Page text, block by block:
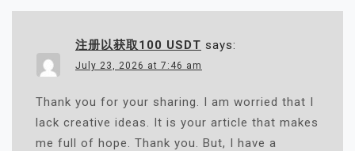
注册以获取100 USDT says:
July 23, 2026 at 7:46 am
Thank you for your sharing. I am worried that I
lack creative ideas. It is your article that makes
me full of hope. Thank you. But, I have a